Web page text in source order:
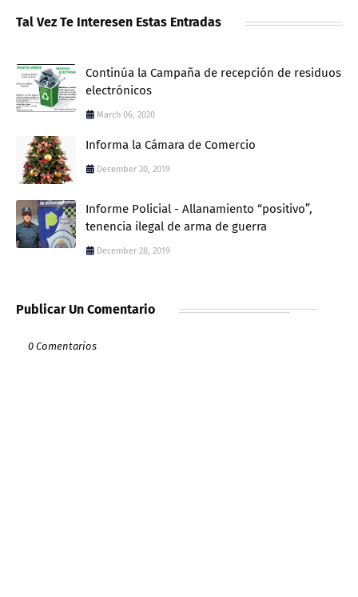
Tal Vez Te Interesen Estas Entradas
Continúa la Campaña de recepción de residuos
electrónicos
March 06, 2020
Informa la Cámara de Comercio
December 30, 2019
Informe Policial - Allanamiento “positivo”,
tenencia ilegal de arma de guerra
December 28, 2019
Publicar Un Comentario
0 Comentarios